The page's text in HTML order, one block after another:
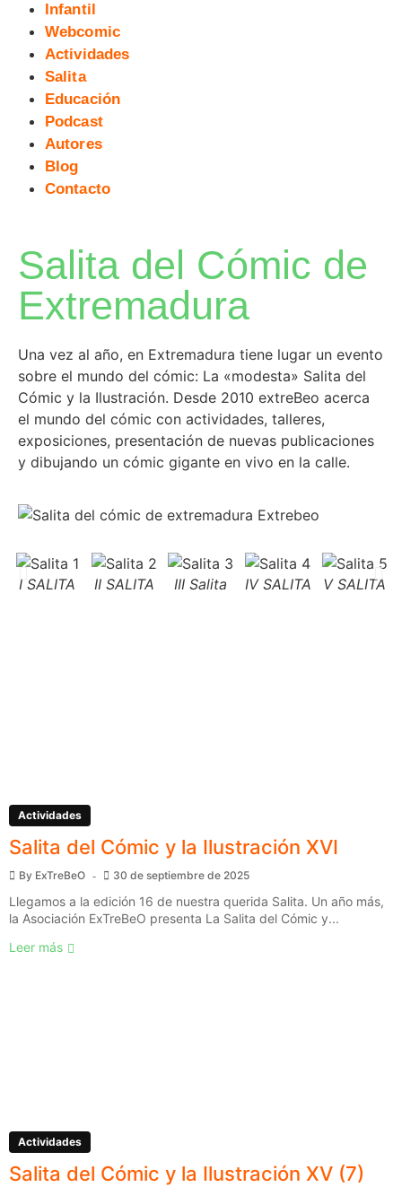
Infantil
Webcomic
Actividades
Salita
Educación
Podcast
Autores
Blog
Contacto
Salita del Cómic de
Extremadura
Una vez al año, en Extremadura tiene lugar un evento
sobre el mundo del cómic: La «modesta» Salita del
Cómic y la Ilustración. Desde 2010 extreBeo acerca
el mundo del cómic con actividades, talleres,
exposiciones, presentación de nuevas publicaciones
y dibujando un cómic gigante en vivo en la calle.
I SALITA II SALITA III Salita IV SALITA V SALITA
Actividades
Salita del Cómic y la Ilustración XVI
By ExTreBeO 30 de septiembre de 2025
Llegamos a la edición 16 de nuestra querida Salita. Un año más,
la Asociación ExTreBeO presenta La Salita del Cómic y...
Leer más
Actividades
Salita del Cómic y la Ilustración XV (7)